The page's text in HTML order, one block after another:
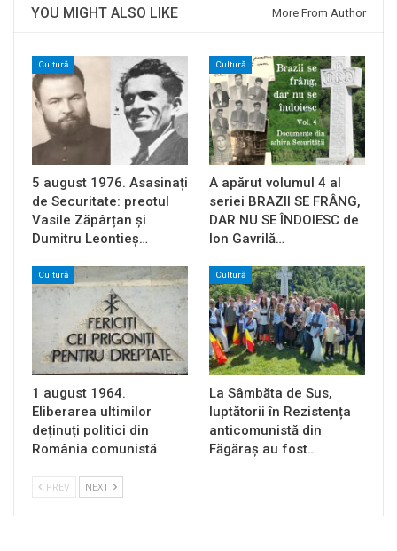
YOU MIGHT ALSO LIKE More From Author
Cultură
5 august 1976. Asasinați
de Securitate: preotul
Vasile Zăpârțan și
Dumitru Leontieș…
Cultură
A apărut volumul 4 al
seriei BRAZII SE FRÂNG,
DAR NU SE ÎNDOIESC de
Ion Gavrilă…
Cultură
1 august 1964.
Eliberarea ultimilor
deținuți politici din
România comunistă
Cultură
La Sâmbăta de Sus,
luptătorii în Rezistența
anticomunistă din
Făgăraș au fost…
PREV NEXT